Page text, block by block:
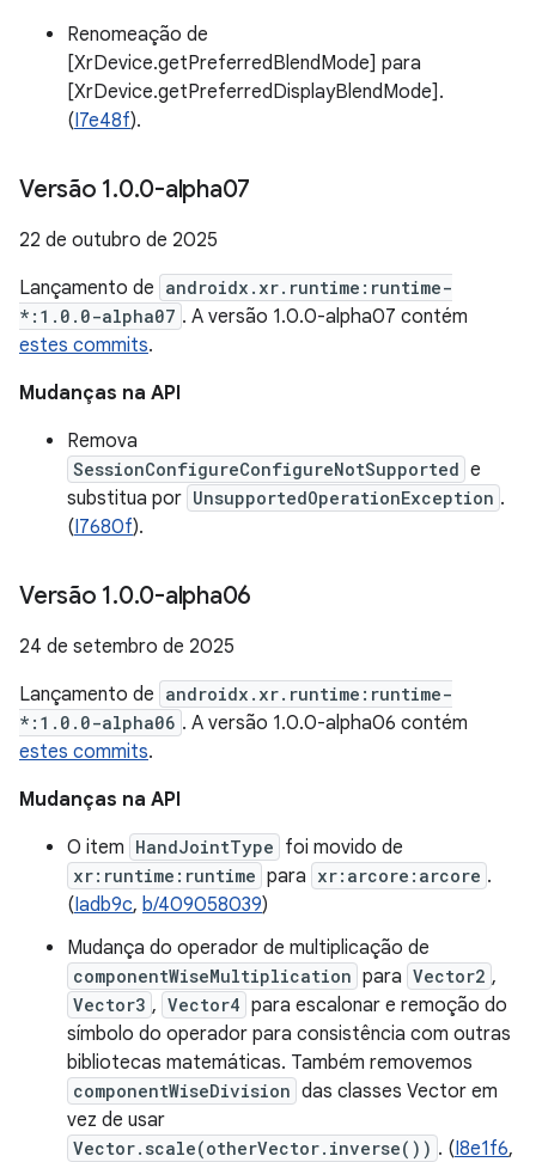
Renomeação de
[XrDevice.getPreferredBlendMode] para
[XrDevice.getPreferredDisplayBlendMode].
(I7e48f).
Versão 1.0.0-alpha07
22 de outubro de 2025
Lançamento de androidx.xr.runtime:runtime-
*:1.0.0-alpha07 . A versão 1.0.0-alpha07 contém
estes commits.
Mudanças na API
Remova
SessionConfigureConfigureNotSupported e
substitua por UnsupportedOperationException .
(I7680f).
Versão 1.0.0-alpha06
24 de setembro de 2025
Lançamento de androidx.xr.runtime:runtime-
*:1.0.0-alpha06 . A versão 1.0.0-alpha06 contém
estes commits.
Mudanças na API
O item HandJointType foi movido de
xr:runtime:runtime para xr:arcore:arcore .
(Iadb9c, b/409058039)
Mudança do operador de multiplicação de
componentWiseMultiplication para Vector2 ,
Vector3 , Vector4 para escalonar e remoção do
símbolo do operador para consistência com outras
bibliotecas matemáticas. Também removemos
componentWiseDivision das classes Vector em
vez de usar
Vector.scale(otherVector.inverse()) . (I8e1f6,